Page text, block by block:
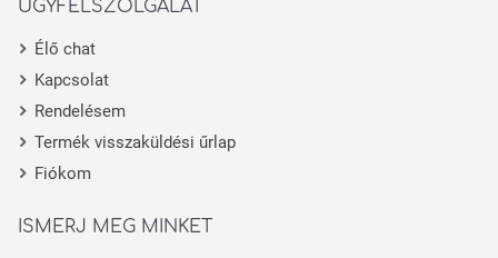
ÜGYFÉLSZOLGÁLAT
Élő chat
Kapcsolat
Rendelésem
Termék visszaküldési űrlap
Fiókom
ISMERJ MEG MINKET